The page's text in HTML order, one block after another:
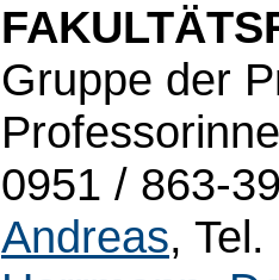
Gruppe der
0951 / 863-
Andreas,